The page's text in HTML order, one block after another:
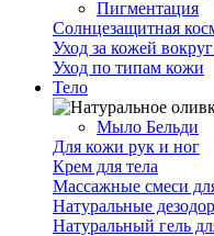
Пигментация
Солнцезащитная
Уход за кожей вокруг
Уход по типам кожи
Тело
Мыло Бельди
Для кожи рук и ног
Крем для тела
Массажные смеси
Натуральные
Натуральный гель